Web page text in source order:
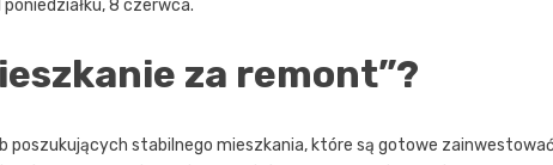
8 czerwca.
za remont”?
poszukujących stabilnego mieszkania, które są gotowe zainwestować